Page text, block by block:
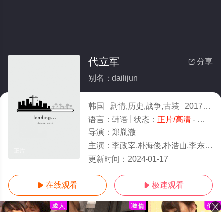
 分享
代立军
别名：dailijun
韩国 剧情,历史,战争,古装 2017
1.0
语言： 韩语 状态： 正片/高清- 免费在线观看
导演： 郑胤澈
主演： 李政宰,朴海俊,朴浩山,李东勇,朴智焕,尹炳熙,玄奉植,金明坤,崔秉默,安秀浩,韩在英,李絮,金在祿,朴相勋
更新时间： 2024-01-17
 在线观看  极速观看